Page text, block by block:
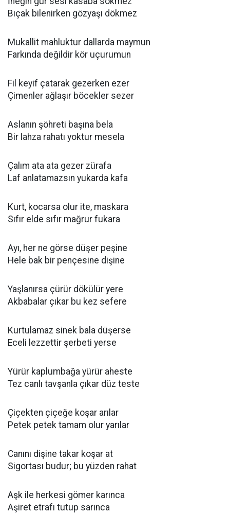
Bıçak bilenirken gözyaşı dökmez
Mukallit mahluktur dallarda maymun
Farkında değildir kör uçurumun
Fil keyif çatarak gezerken ezer
Çimenler ağlaşır böcekler sezer
Aslanın şöhreti başına bela
Bir lahza rahatı yoktur mesela
Çalım ata ata gezer zürafa
Laf anlatamazsın yukarda kafa
Kurt, kocarsa olur ite, maskara
Sıfır elde sıfır mağrur fukara
Ayı, her ne görse düşer peşine
Hele bak bir pençesine dişine
Yaşlanırsa çürür dökülür yere
Akbabalar çıkar bu kez sefere
Kurtulamaz sinek bala düşerse
Eceli lezzettir şerbeti yerse
Yürür kaplumbağa yürür aheste
Tez canlı tavşanla çıkar düz teste
Çiçekten çiçeğe koşar arılar
Petek petek tamam olur yarılar
Canını dişine takar koşar at
Sigortası budur; bu yüzden rahat
Aşk ile herkesi gömer karınca
Aşiret etrafı tutup sarınca